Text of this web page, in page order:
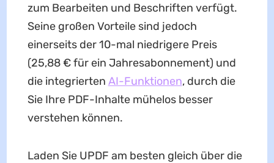
zum Bearbeiten und Beschriften verfügt.
Seine großen Vorteile sind jedoch
einerseits der 10-mal niedrigere Preis
(25,88 € für ein Jahresabonnement) und
die integrierten AI-Funktionen, durch die
Sie Ihre PDF-Inhalte mühelos besser
verstehen können.
Laden Sie UPDF am besten gleich über die